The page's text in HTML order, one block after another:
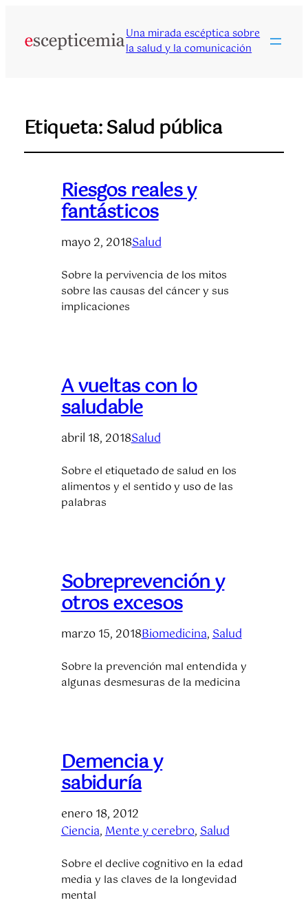
Una mirada escéptica sobre
la salud y la comunicación
Etiqueta:Salud pública
Riesgos reales y
fantásticos
mayo 2, 2018Salud
Sobre la pervivencia de los mitos
sobre las causas del cáncer y sus
implicaciones
A vueltas con lo
saludable
abril 18, 2018Salud
Sobre el etiquetado de salud en los
alimentos y el sentido y uso de las
palabras
Sobreprevención y
otros excesos
marzo 15, 2018Biomedicina, Salud
Sobre la prevención mal entendida y
algunas desmesuras de la medicina
Demencia y
sabiduría
enero 18, 2012
Ciencia, Mente y cerebro, Salud
Sobre el declive cognitivo en la edad
media y las claves de la longevidad
mental